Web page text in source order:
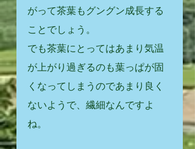
がって茶葉もグングン成長する
ことでしょう。
でも茶葉にとってはあまり気温
が上がり過ぎるのも葉っぱが固
くなってしまうのであまり良く
ないようで、繊細なんですよ
ね。